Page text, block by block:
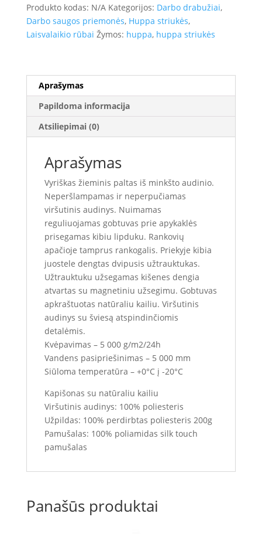
WERNER
Produkto kodas: N/A Kategorijos: Darbo drabužiai,
Darbo saugos priemonės, Huppa striukės,
Laisvalaikio rūbai Žymos: huppa, huppa striukės
Aprašymas
Papildoma informacija
Atsiliepimai (0)
Aprašymas
Vyriškas žieminis paltas iš minkšto audinio.
Neperšlampamas ir neperpučiamas
viršutinis audinys. Nuimamas
reguliuojamas gobtuvas prie apykaklės
prisegamas kibiu lipduku. Rankovių
apačioje tamprus rankogalis. Priekyje kibia
juostele dengtas dvipusis užtrauktukas.
Užtrauktuku užsegamas kišenes dengia
atvartas su magnetiniu užsegimu. Gobtuvas
apkraštuotas natūraliu kailiu. Viršutinis
audinys su šviesą atspindinčiomis
detalėmis.
Kvėpavimas – 5 000 g/m2/24h
Vandens pasipriešinimas – 5 000 mm
Siūloma temperatūra – +0°C į -20°C
Kapišonas su natūraliu kailiu
Viršutinis audinys: 100% poliesteris
Užpildas: 100% perdirbtas poliesteris 200g
Pamušalas: 100% poliamidas silk touch
pamušalas
Panašūs produktai